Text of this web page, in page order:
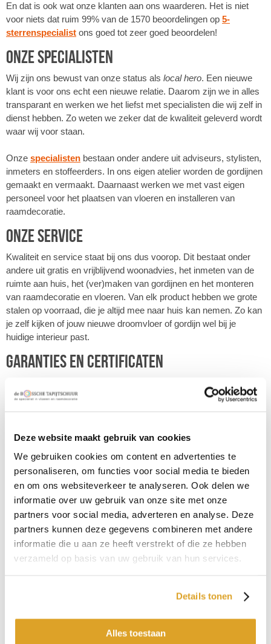
Deze website maakt gebruik van cookies
We gebruiken cookies om content en advertenties te
personaliseren, om functies voor social media te bieden
en om ons websiteverkeer te analyseren. Ook delen we
informatie over uw gebruik van onze site met onze
partners voor social media, adverteren en analyse. Deze
partners kunnen deze gegevens combineren met andere
informatie die u aan ze heeft verstrekt of die ze hebben
verzameld op basis van uw gebruik van hun services.
Details tonen
Alles toestaan
En dat is ook wat onze klanten aan ons waarderen. Het is niet
voor niets dat ruim 99% van de 1570 beoordelingen op 5-
sterrenspecialist ons goed tot zeer goed beoordelen!
Onze specialisten
Wij zijn ons bewust van onze status als local hero. Een nieuwe
klant is voor ons echt een nieuwe relatie. Daarom zijn we in alles
transparant en werken we het liefst met specialisten die wij zelf in
dienst hebben. Zo weten we zeker dat de kwaliteit geleverd wordt
waar wij voor staan.
Onze specialisten bestaan onder andere uit adviseurs, stylisten,
inmeters en stoffeerders. In ons eigen atelier worden de gordijnen
gemaakt en vermaakt. Daarnaast werken we met vast eigen
personeel voor het plaatsen van vloeren en installeren van
raamdecoratie.
Onze service
Kwaliteit en service staat bij ons dus voorop. Dit bestaat onder
andere uit gratis en vrijblijvend woonadvies, het inmeten van de
ruimte aan huis, het (ver)maken van gordijnen en het monteren
van raamdecoratie en vloeren. Van elk product hebben we grote
stalen op voorraad, die je altijd mee naar huis kan nemen. Zo kan
je zelf kijken of jouw nieuwe droomvloer of gordijn wel bij je
huidige interieur past.
Garanties en certificaten
consument word je op deze manier beter beschermd. De
goede garantieperiode en voorwaarden bieden. Op raamdecoratie
en fabricagefouten.
Kom langs in de showroom!
Ben je op zoek naar een nieuwe vloer? Of nieuwe gordijnen voor
aan de muur? Kom inspiratie opdoen bij De Bossche Tapijtschuur.
In onze showroom van ruim 1500 m² op deOude Vlijmenseweg
182 in Den Bosch maken we het onze klanten wel héél lastig om
niet te slagen!